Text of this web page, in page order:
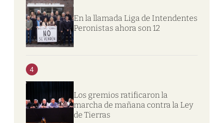
En la llamada Liga de Intendentes
Peronistas ahora son 12
4
Los gremios ratificaron la
marcha de mañana contra la Ley
de Tierras